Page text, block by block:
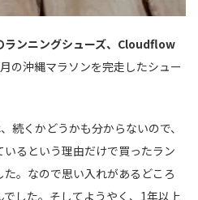
ランニングシューズ、Cloudflow
の沖縄マラソンを完走したシュー
続くかどうかも分からないので、
るという理由だけで買ったラン
。なので思い入れがあるどころ
した。そしてようやく、1年以上